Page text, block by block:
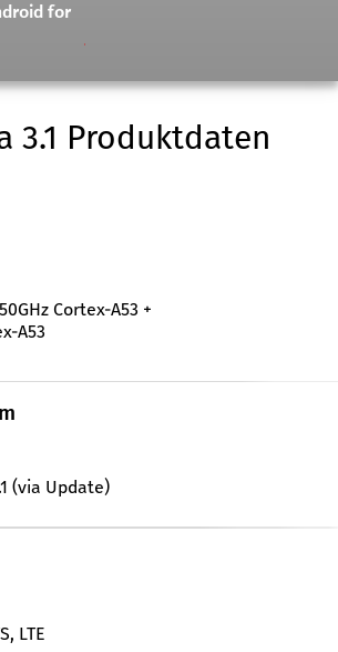
for
3.1 Produktdaten
Cortex-A53 +
A53
(via Update)
LTE